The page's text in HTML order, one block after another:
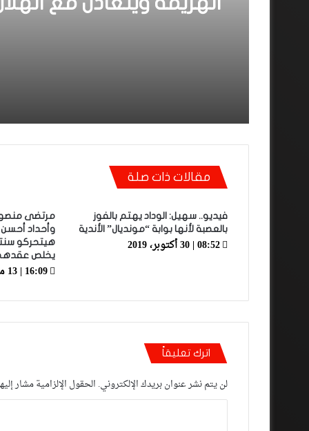
مقالات ذات صلة
فيديو.. سهيل: الوداد يهتم بالفوز
بالعصبة لأنها بوابة “مونديال” الأندية
08:52 | 30 أكتوبر، 2019
مرتضى
وأحداد
هيتحركو
يخلص
16:09 | 13 مايو، 2019
اترك تعليقاً
لن يتم نشر عنوان بريدك الإلكتروني.الحقول الإلزامية مشار